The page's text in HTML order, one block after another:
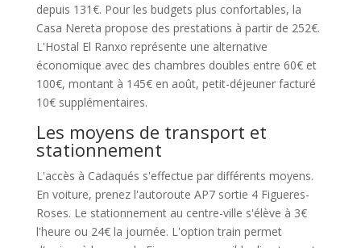
depuis 131€. Pour les budgets plus confortables, la
Casa Nereta propose des prestations à partir de 252€.
L'Hostal El Ranxo représente une alternative
économique avec des chambres doubles entre 60€ et
100€, montant à 145€ en août, petit-déjeuner facturé
10€ supplémentaires.
Les moyens de transport et
stationnement
L'accès à Cadaqués s'effectue par différents moyens.
En voiture, prenez l'autoroute AP7 sortie 4 Figueres-
Roses. Le stationnement au centre-ville s'élève à 3€
l'heure ou 24€ la journée. L'option train permet